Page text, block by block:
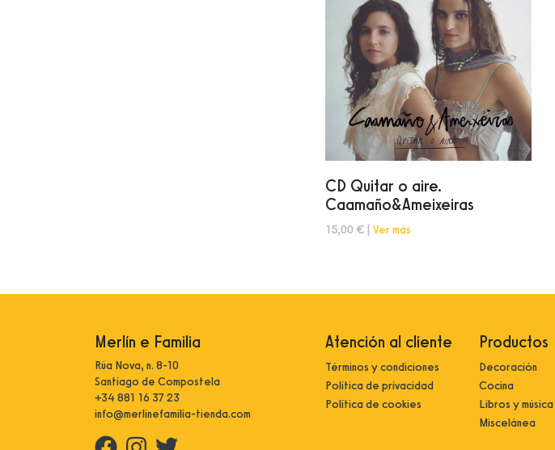
CD Quitar o aire.
Caamaño&Ameixeiras
15,00 € | Ver más
Merlín e Familia
Rúa Nova, n. 8-10
Santiago de Compostela
+34 881 16 37 23
info@merlinefamilia-tienda.com
Atención al cliente
Términos y condiciones
Política de privacidad
Política de cookies
Productos
Decoración
Cocina
Libros y música
Miscelánea